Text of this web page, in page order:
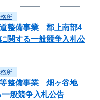
所
道整備事業 郡上南部4
関する一般競争入札公
所
等整備事業 畑ヶ谷地
般競争入札公告